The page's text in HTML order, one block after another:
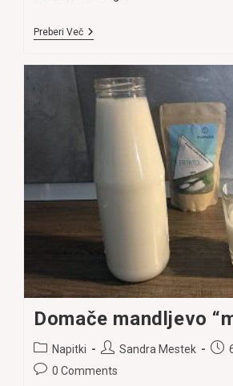
Preberi Več“Sticky
Domače mandljevo
Post
category:
Napitki
Post
author:
Sandra Mestek
Post
Post0 Comments